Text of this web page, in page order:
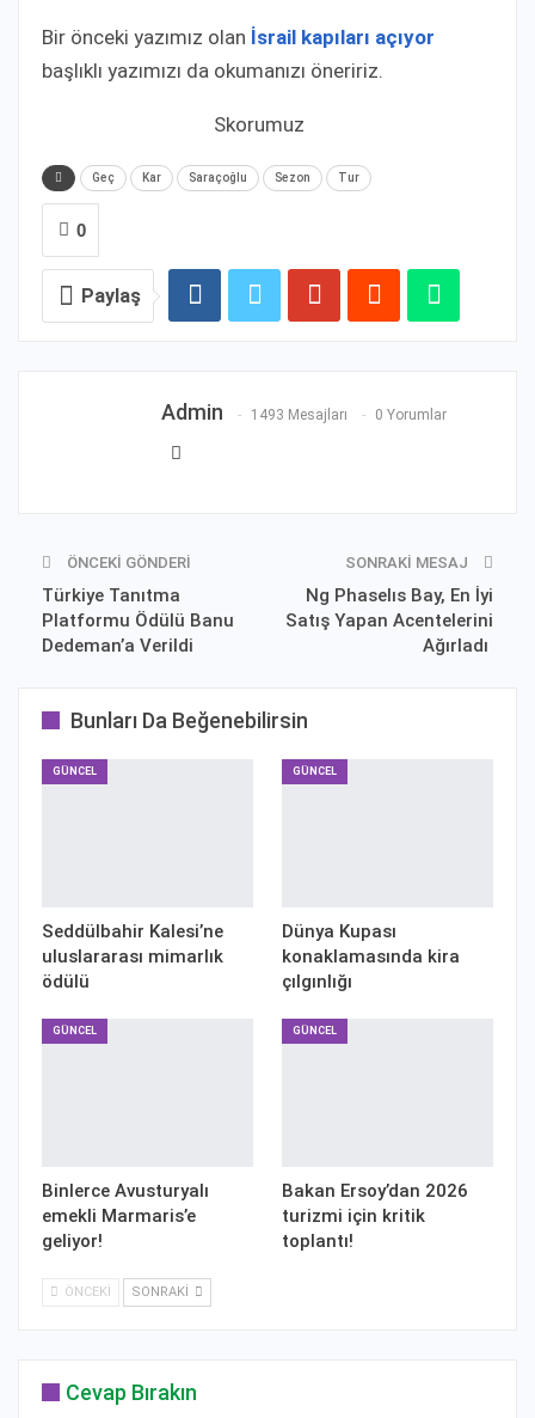
Bir önceki yazımız olan İsrail kapıları açıyor
başlıklı yazımızı da okumanızı öneririz.
Skorumuz
Geç Kar Saraçoğlu Sezon Tur
0
Paylaş
Admin 1493 Mesajları 0 Yorumlar
ÖNCEKI GÖNDERI
Türkiye Tanıtma
Platformu Ödülü Banu
Dedeman’a Verildi
SONRAKI MESAJ
Ng Phaselıs Bay, En İyi
Satış Yapan Acentelerini
Ağırladı
Bunları Da Beğenebilirsin
GÜNCEL
Seddülbahir Kalesi’ne
uluslararası mimarlık
ödülü
GÜNCEL
Dünya Kupası
konaklamasında kira
çılgınlığı
GÜNCEL
Binlerce Avusturyalı
emekli Marmaris’e
geliyor!
GÜNCEL
Bakan Ersoy’dan 2026
turizmi için kritik
toplantı!
ÖNCEKI SONRAKI
Cevap Bırakın